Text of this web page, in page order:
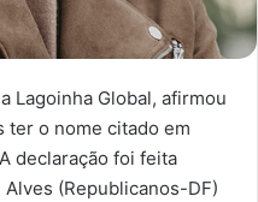
Lagoinha Global, afirmou
ter o nome citado em
declaração foi feita
(Republicanos-DF)